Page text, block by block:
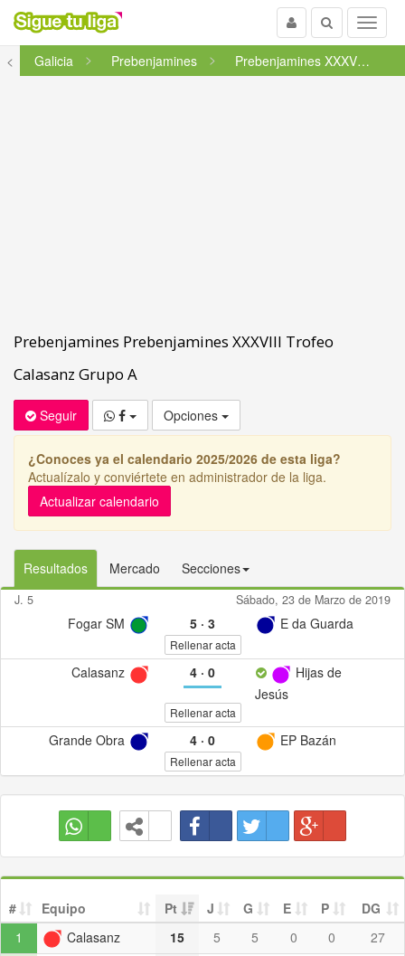
Menu
Buscar
Usuario
<
Galicia Prebenjamines Prebenjamines XXXVIII Trofeo C...
Prebenjamines Prebenjamines XXXVIII Trofeo
Calasanz Grupo A
Seguir Opciones
¿Conoces ya el calendario 2025/2026 de esta liga?
Actualízalo y conviértete en administrador de la liga.
Actualizar calendario
Resultados Mercado Secciones
J. 5 Sábado, 23 de Marzo de 2019
Fogar SM 5· 3 E da Guarda
Rellenar acta
Calasanz 4· 0
Hijas de
Jesús
Rellenar acta
Grande Obra 4· 0 EP Bazán
Rellenar acta
# Equipo Pt J G E P
DG
1
Calasanz 15 5 5 0 0
27